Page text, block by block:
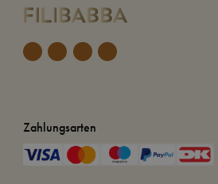
Zahlungsarten